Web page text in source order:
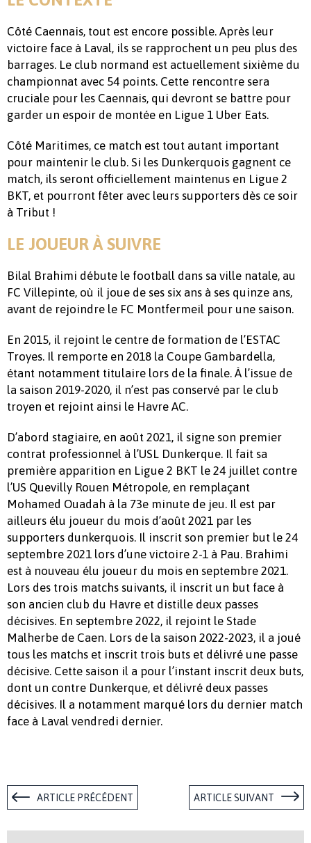
Côté Caennais, tout est encore possible. Après leur
victoire face à Laval, ils se rapprochent un peu plus des
barrages. Le club normand est actuellement sixième du
championnat avec 54 points. Cette rencontre sera
cruciale pour les Caennais, qui devront se battre pour
garder un espoir de montée en Ligue 1 Uber Eats.
Côté Maritimes, ce match est tout autant important
pour maintenir le club. Si les Dunkerquois gagnent ce
match, ils seront officiellement maintenus en Ligue 2
BKT, et pourront fêter avec leurs supporters dès ce soir
à Tribut !
LE JOUEUR À SUIVRE
Bilal Brahimi débute le football dans sa ville natale, au
FC Villepinte, où il joue de ses six ans à ses quinze ans,
avant de rejoindre le FC Montfermeil pour une saison.
En 2015, il rejoint le centre de formation de l’ESTAC
Troyes. Il remporte en 2018 la Coupe Gambardella,
étant notamment titulaire lors de la finale. À l’issue de
la saison 2019-2020, il n’est pas conservé par le club
troyen et rejoint ainsi le Havre AC.
D’abord stagiaire, en août 2021, il signe son premier
contrat professionnel à l’USL Dunkerque. Il fait sa
première apparition en Ligue 2 BKT le 24 juillet contre
l’US Quevilly Rouen Métropole, en remplaçant
Mohamed Ouadah à la 73e minute de jeu. Il est par
ailleurs élu joueur du mois d’août 2021 par les
supporters dunkerquois. Il inscrit son premier but le 24
septembre 2021 lors d’une victoire 2-1 à Pau. Brahimi
est à nouveau élu joueur du mois en septembre 2021.
Lors des trois matchs suivants, il inscrit un but face à
son ancien club du Havre et distille deux passes
décisives. En septembre 2022, il rejoint le Stade
Malherbe de Caen. Lors de la saison 2022-2023, il a joué
tous les matchs et inscrit trois buts et délivré une passe
décisive. Cette saison il a pour l’instant inscrit deux buts,
dont un contre Dunkerque, et délivré deux passes
décisives. Il a notamment marqué lors du dernier match
face à Laval vendredi dernier.
ARTICLE PRÉCÉDENT ARTICLE SUIVANT